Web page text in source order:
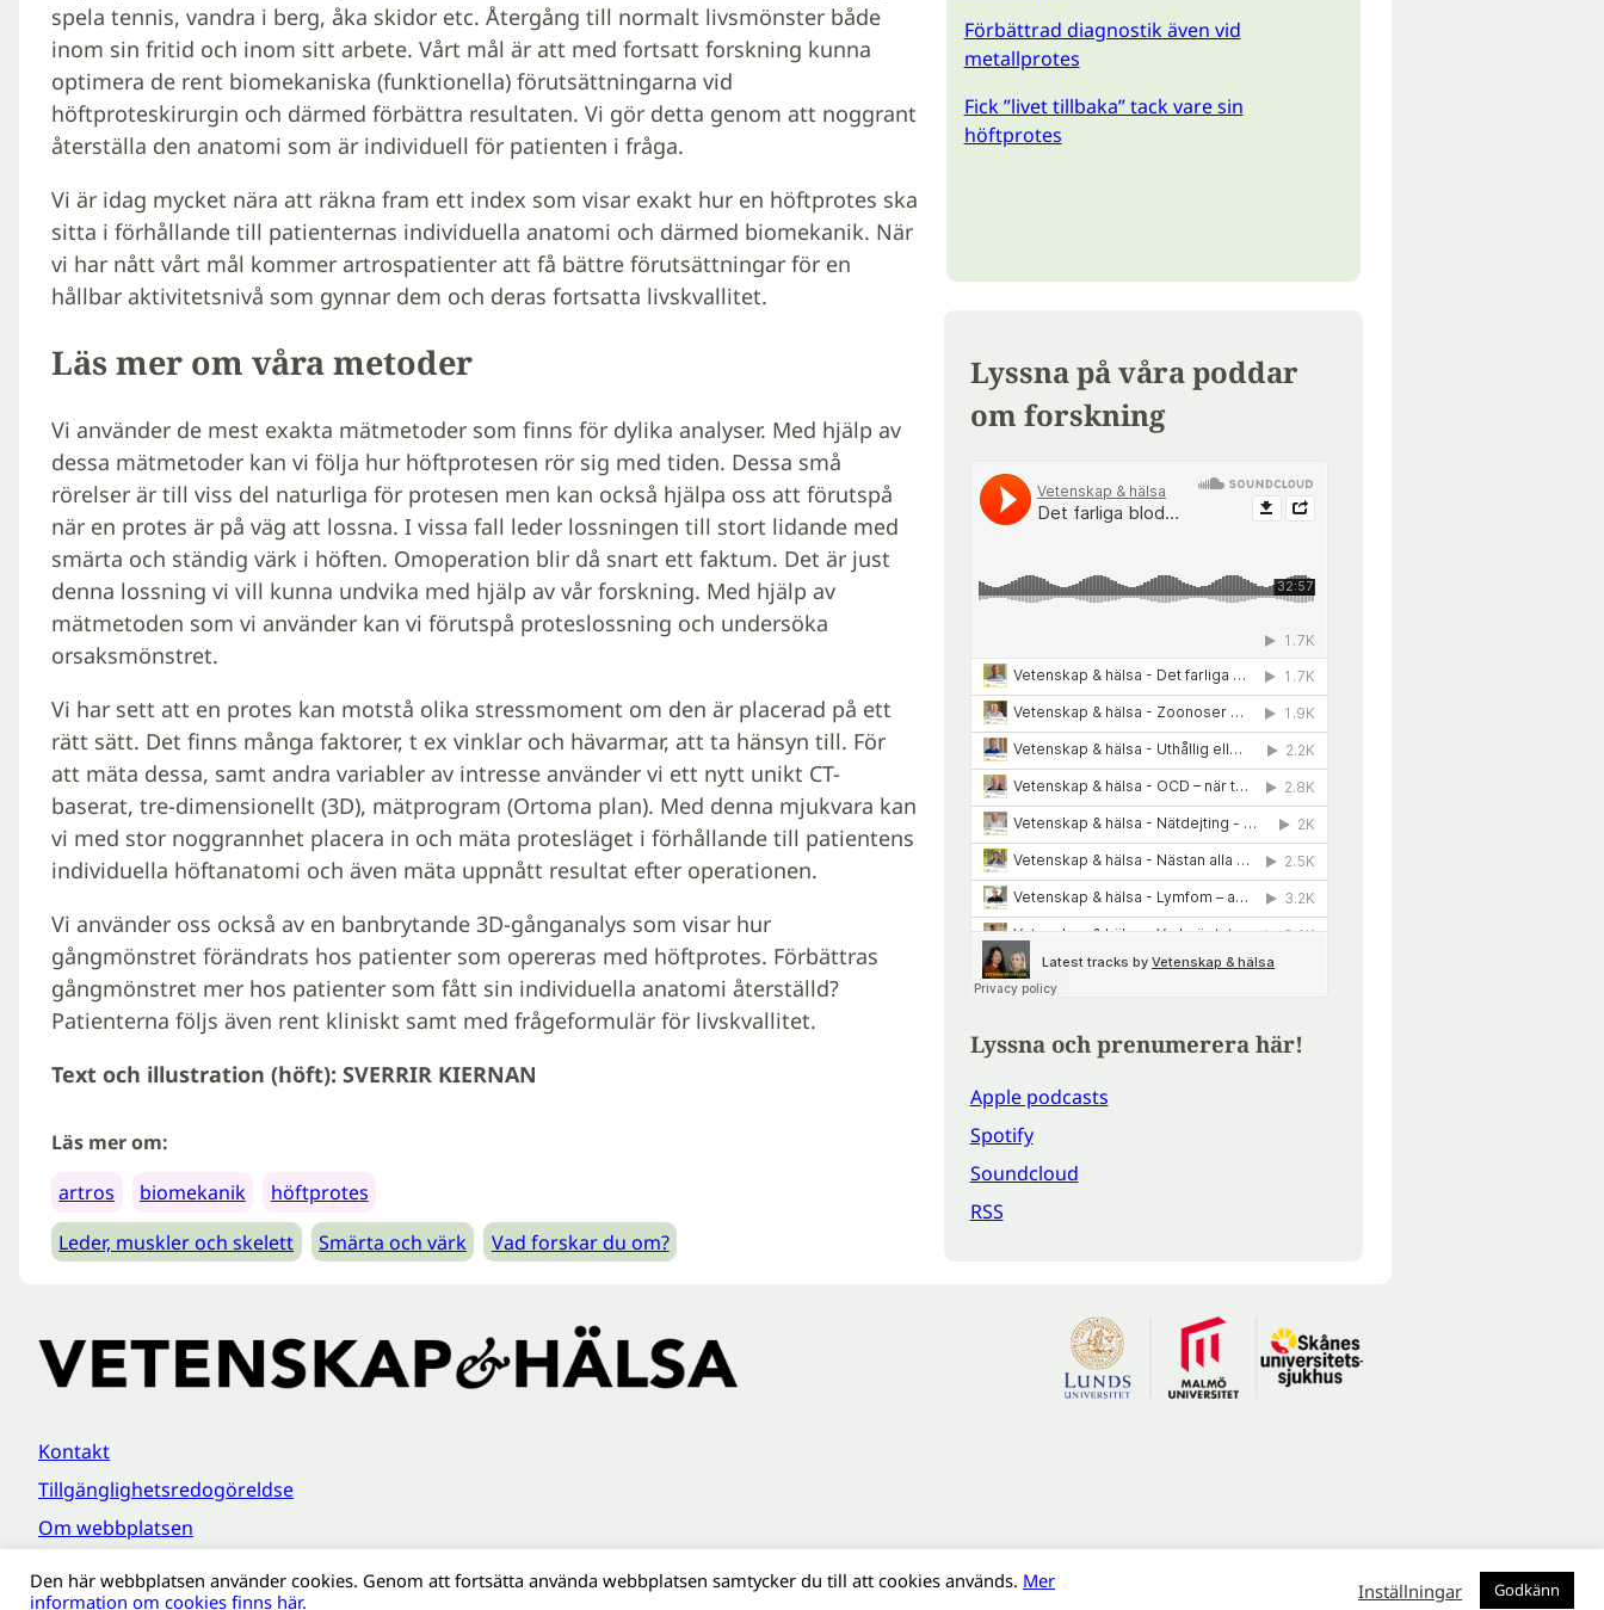
spela tennis, vandra i berg, åka skidor etc. Återgång till normalt livsmönster både
inom sin fritid och inom sitt arbete. Vårt mål är att med fortsatt forskning kunna
optimera de rent biomekaniska (funktionella) förutsättningarna vid
höftproteskirurgin och därmed förbättra resultaten. Vi gör detta genom att noggrant
återställa den anatomi som är individuell för patienten i fråga.
Vi är idag mycket nära att räkna fram ett index som visar exakt hur en höftprotes ska
sitta i förhållande till patienternas individuella anatomi och därmed biomekanik. När
vi har nått vårt mål kommer artrospatienter att få bättre förutsättningar för en
hållbar aktivitetsnivå som gynnar dem och deras fortsatta livskvallitet.
Läs mer om våra metoder
Vi använder de mest exakta mätmetoder som finns för dylika analyser. Med hjälp av
dessa mätmetoder kan vi följa hur höftprotesen rör sig med tiden. Dessa små
rörelser är till viss del naturliga för protesen men kan också hjälpa oss att förutspå
när en protes är på väg att lossna. I vissa fall leder lossningen till stort lidande med
smärta och ständig värk i höften. Omoperation blir då snart ett faktum. Det är just
denna lossning vi vill kunna undvika med hjälp av vår forskning. Med hjälp av
mätmetoden som vi använder kan vi förutspå proteslossning och undersöka
orsaksmönstret.
Vi har sett att en protes kan motstå olika stressmoment om den är placerad på ett
rätt sätt. Det finns många faktorer, t ex vinklar och hävarmar, att ta hänsyn till. För
att mäta dessa, samt andra variabler av intresse använder vi ett nytt unikt CT-
baserat, tre-dimensionellt (3D), mätprogram (Ortoma plan). Med denna mjukvara kan
vi med stor noggrannhet placera in och mäta protesläget i förhållande till patientens
individuella höftanatomi och även mäta uppnått resultat efter operationen.
Vi använder oss också av en banbrytande 3D-gånganalys som visar hur
gångmönstret förändrats hos patienter som opereras med höftprotes. Förbättras
gångmönstret mer hos patienter som fått sin individuella anatomi återställd?
Patienterna följs även rent kliniskt samt med frågeformulär för livskvallitet.
Text och illustration (höft): SVERRIR KIERNAN
Läs mer om:
artros
biomekanik
höftprotes
Leder, muskler och skelett
Smärta och värk Vad forskar du om?
Förbättrad diagnostik även vid
metallprotes
Fick ”livet tillbaka” tack vare sin
höftprotes
Lyssna på våra poddar
om forskning
Lyssna och prenumerera här!
Apple podcasts
Spotify
Soundcloud
RSS
Kontakt
Tillgänglighetsredogöreldse
Om webbplatsen
Den här webbplatsen använder cookies. Genom att fortsätta använda webbplatsen samtycker du till att cookies används. Mer
information om cookies finns här.
Inställningar Godkänn